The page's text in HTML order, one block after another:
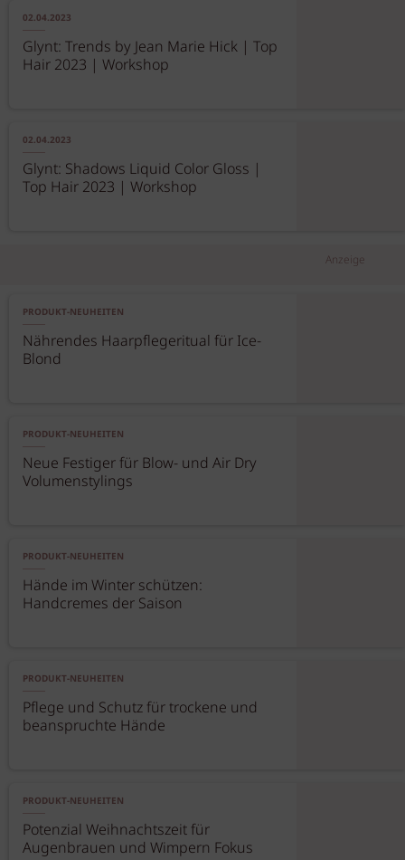
02.04.2023
Glynt: Trends by Jean Marie Hick | Top
Hair 2023 | Workshop
02.04.2023
Glynt: Shadows Liquid Color Gloss |
Top Hair 2023 | Workshop
Anzeige
PRODUKT-NEUHEITEN
Nährendes Haarpflegeritual für Ice-
Blond
PRODUKT-NEUHEITEN
Neue Festiger für Blow- und Air Dry
Volumenstylings
PRODUKT-NEUHEITEN
Hände im Winter schützen:
Handcremes der Saison
PRODUKT-NEUHEITEN
Pflege und Schutz für trockene und
beanspruchte Hände
PRODUKT-NEUHEITEN
Potenzial Weihnachtszeit für
Augenbrauen und Wimpern Fokus